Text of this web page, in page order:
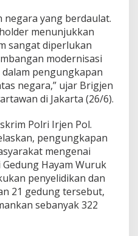
negara yang berdaulat.
menunjukkan
sangat diperlukan
modernisasi
pengungkapan
negara,” ujar Brigjen
di Jakarta (26/6).
Polri Irjen Pol.
pengungkapan
mengenai
Hayam Wuruk
penyelidikan dan
21 gedung tersebut,
sebanyak 322